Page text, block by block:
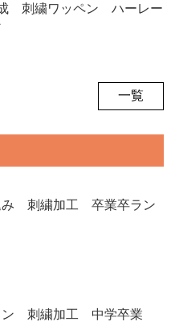
刺繍ワッペン ハーレー
一覧
み 刺繍加工 卒業卒ラン
刺繍加工 中学卒業